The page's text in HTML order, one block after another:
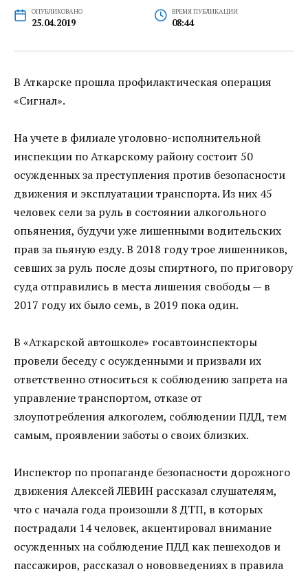
ОПУБЛИКОВАНО
25.04.2019
ВРЕМЯ ПУБЛИКАЦИИ
08:44
В Аткарске прошла профилактическая операция
«Сигнал».
На учете в филиале уголовно-исполнительной
инспекции по Аткарскому району состоит 50
осужденных за преступления против безопасности
движения и эксплуатации транспорта. Из них 45
человек сели за руль в состоянии алкогольного
опьянения, будучи уже лишенными водительских
прав за пьяную езду. В 2018 году трое лишенников,
севших за руль после дозы спиртного, по приговору
суда отправились в места лишения свободы — в
2017 году их было семь, в 2019 пока один.
В «Аткарской автошколе» госавтоинспекторы
провели беседу с осужденными и призвали их
ответственно относиться к соблюдению запрета на
управление транспортом, отказе от
злоупотребления алкоголем, соблюдении ПДД, тем
самым, проявлении заботы о своих близких.
Инспектор по пропаганде безопасности дорожного
движения Алексей ЛЕВИН рассказал слушателям,
что с начала года произошли 8 ДТП, в которых
пострадали 14 человек, акцентировал внимание
осужденных на соблюдение ПДД как пешеходов и
пассажиров, рассказал о нововведениях в правила